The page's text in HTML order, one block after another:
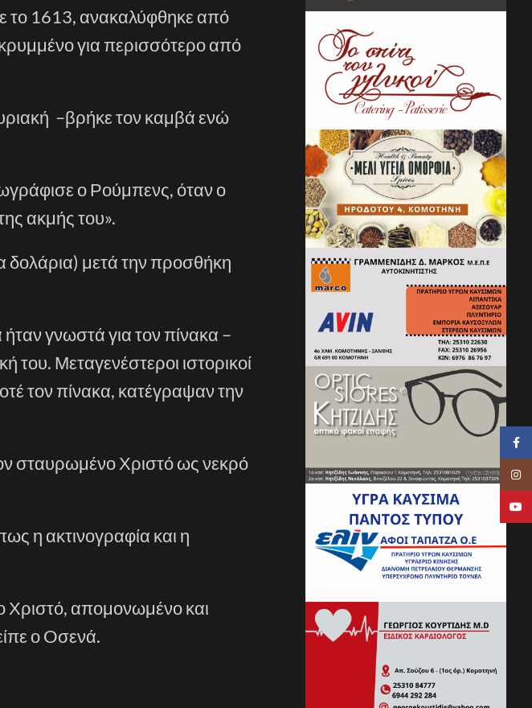
το 1613, ανακαλύφθηκε από
για περισσότερο από
–βρήκε τον καμβά ενώ
ο Ρούμπενς, όταν ο
ακμής του».
δολάρια) μετά την προσθήκη
γνωστά για τον πίνακα –
του. Μεταγενέστεροι ιστορικοί
τον πίνακα, κατέγραψαν την
σταυρωμένο Χριστό ως νεκρό
η ακτινογραφία και η
Χριστό, απομονωμένο και
ο Oσενά.